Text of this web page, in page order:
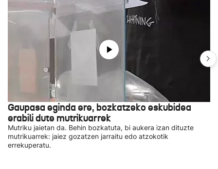
Gaupasa eginda ere, bozkatzeko eskubidea
erabili dute mutrikuarrek
Mutriku jaietan da. Behin bozkatuta, bi aukera izan dituzte
mutrikuarrek: jaiez gozatzen jarraitu edo atzokotik
errekuperatu.